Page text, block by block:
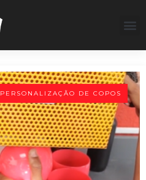
PERSONALIZAÇÃO DE COPOS